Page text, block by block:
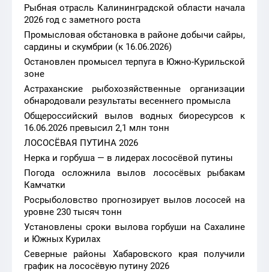
Рыбная отрасль Калининградской области начала
2026 год с заметного роста
Промысловая обстановка в районе добычи сайры,
сардины и скумбрии (к 16.06.2026)
Остановлен промысел терпуга в Южно-Курильской
зоне
Астраханские рыбохозяйственные организации
обнародовали результаты весеннего промысла
Общероссийский вылов водных биоресурсов к
16.06.2026 превысил 2,1 млн тонн
ЛОСОСЁВАЯ ПУТИНА 2026
Нерка и горбуша — в лидерах лососёвой путины
Погода осложнила вылов лососёвых рыбакам
Камчатки
Росрыболовство прогнозирует вылов лососей на
уровне 230 тысяч тонн
Установлены сроки вылова горбуши на Сахалине
и Южных Курилах
Северные районы Хабаровского края получили
график на лососёвую путину 2026